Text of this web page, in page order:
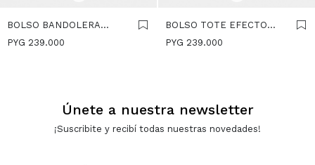
BOLSO BANDOLERA
DOBLE DE NYLON -
PYG 239.000
BOLSO TOTE EFECTO
CRAQUELADO - NEGRO
PYG 239.000
Únete a nuestra newsletter
¡Suscribite y recibí todas nuestras novedades!